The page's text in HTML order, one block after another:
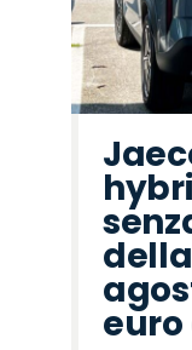
euro